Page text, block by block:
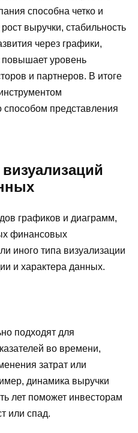
способна четко и
выручки, стабильность
через графики,
уровень
и партнеров. В итоге
способом представления
графиков и диаграмм,
финансовых
иного типа визуализации
и характера данных.
подходят для
во времени,
затрат или
динамика выручки
лет поможет инвесторам
или спад.